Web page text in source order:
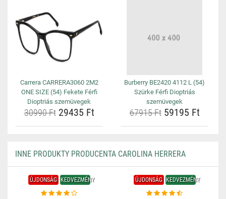
Carrera CARRERA3060 2M2
ONE SIZE (54) Fekete Férfi
Dioptriás szemüvegek
30990 Ft29435 Ft
Burberry BE2420 4112 L (54)
Szürke Férfi Dioptriás
szemüvegek
67915 Ft59195 Ft
INNE PRODUKTY PRODUCENTA CAROLINA HERRERA
ÚJDONSÁG KEDVEZMÉNY ÚJDONSÁG KEDVEZMÉNY